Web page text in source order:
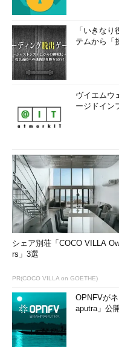
「いきな
テムから「
ヴイエムウ
ージドイン
シェア別荘「COCO VILLA
rs」3選
PR(COCO VILLA on GOETHE)
OPNFVが
aputra」公開